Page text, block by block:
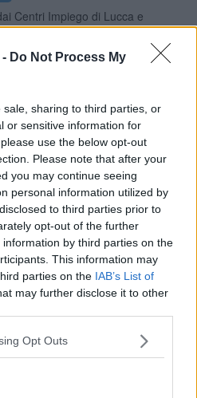
Do Not Process My
sharing to third parties, or
or sensitive information for
use the below opt-out
Please note that after your
you may continue seeing
personal information utilized by
to third parties prior to
opt-out of the further
by third parties on the
This information may
parties on the IAB’s List of
may further disclose it to other
Opt Outs
Centri Impiego di Lucca e
2026 (dal 10 May 2026 al 16 May
di Igiene e Pulizia31
al Minuto20
Magazzini e Professioni
13